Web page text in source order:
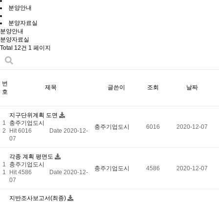
분양안내
분양자료실
분양안내
분양자료실
Total 12건 1 페이지
번
호
제목 글쓴이 조회 날짜
1
2
지구단위계획 도면
충주기업도시
Hit 6016
Date 2020-12-
07
충주기업도시 6016 2020-12-07
1
1
각종 계획 평면도
충주기업도시
Hit 4586
Date 2020-12-
07
충주기업도시 4586 2020-12-07
지반조사보고서(최종)